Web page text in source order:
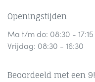
Openingstijden
Ma t/m do: 08:30 - 17:15
Vrijdag: 08:30 - 16:30
Beoordeeld met een 9!